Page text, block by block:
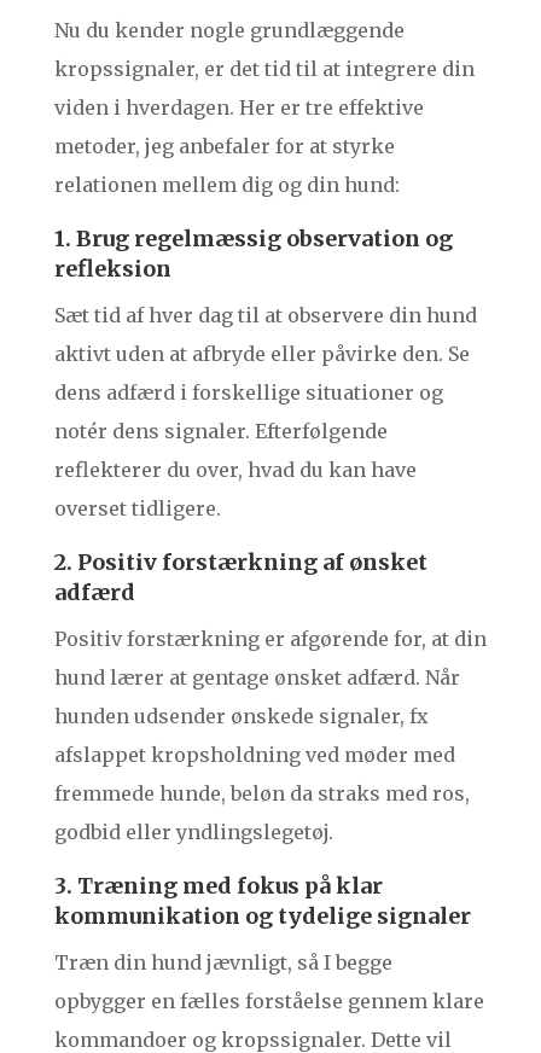
Nu du kender nogle grundlæggende
kropssignaler, er det tid til at integrere din
viden i hverdagen. Her er tre effektive
metoder, jeg anbefaler for at styrke
relationen mellem dig og din hund:
1. Brug regelmæssig observation og
refleksion
Sæt tid af hver dag til at observere din hund
aktivt uden at afbryde eller påvirke den. Se
dens adfærd i forskellige situationer og
notér dens signaler. Efterfølgende
reflekterer du over, hvad du kan have
overset tidligere.
2. Positiv forstærkning af ønsket
adfærd
Positiv forstærkning er afgørende for, at din
hund lærer at gentage ønsket adfærd. Når
hunden udsender ønskede signaler, fx
afslappet kropsholdning ved møder med
fremmede hunde, beløn da straks med ros,
godbid eller yndlingslegetøj.
3. Træning med fokus på klar
kommunikation og tydelige signaler
Træn din hund jævnligt, så I begge
opbygger en fælles forståelse gennem klare
kommandoer og kropssignaler. Dette vil